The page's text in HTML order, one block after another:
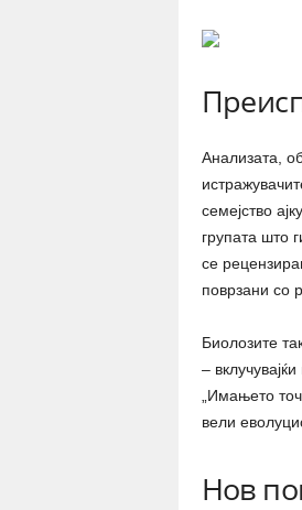
Анализата,
семејство
групата што
се
поврзани со
Биолозите
–
„Имањето
вели
Нов